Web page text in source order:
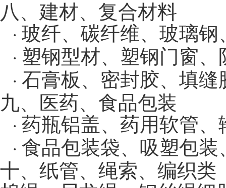
八、建材、复合材料
· 玻纤、碳纤维、玻璃钢
· 塑钢型材、塑钢门窗
· 石膏板、密封胶、填
九、医药、食品包装
· 药瓶铝盖、药用软管
· 食品包装袋、吸塑包
十、纸管、绳索、编织类